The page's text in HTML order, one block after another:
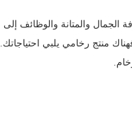
الجمال والمتانة
منتج رخامي يلبي